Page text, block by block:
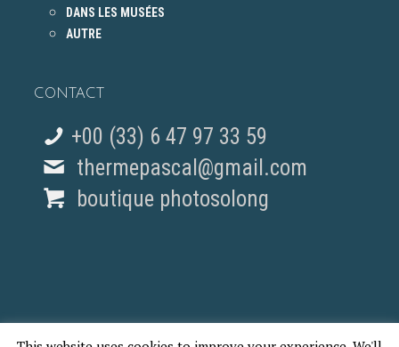
DANS LES MUSÉES
AUTRE
CONTACT
+00 (33) 6 47 97 33 59
thermepascal@gmail.com
boutique photosolong